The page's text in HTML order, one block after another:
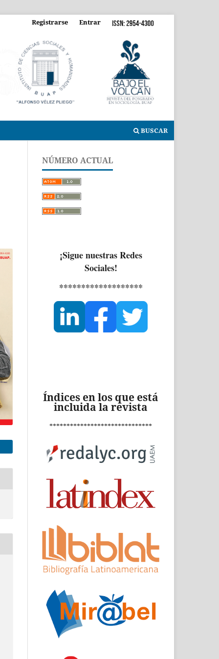
BUSCAR
Registrarse Entrar
NÚMERO ACTUAL
¡Sigue nuestras Redes
Sociales!
*******************
Índices en los que está
incluida la revista
******************************